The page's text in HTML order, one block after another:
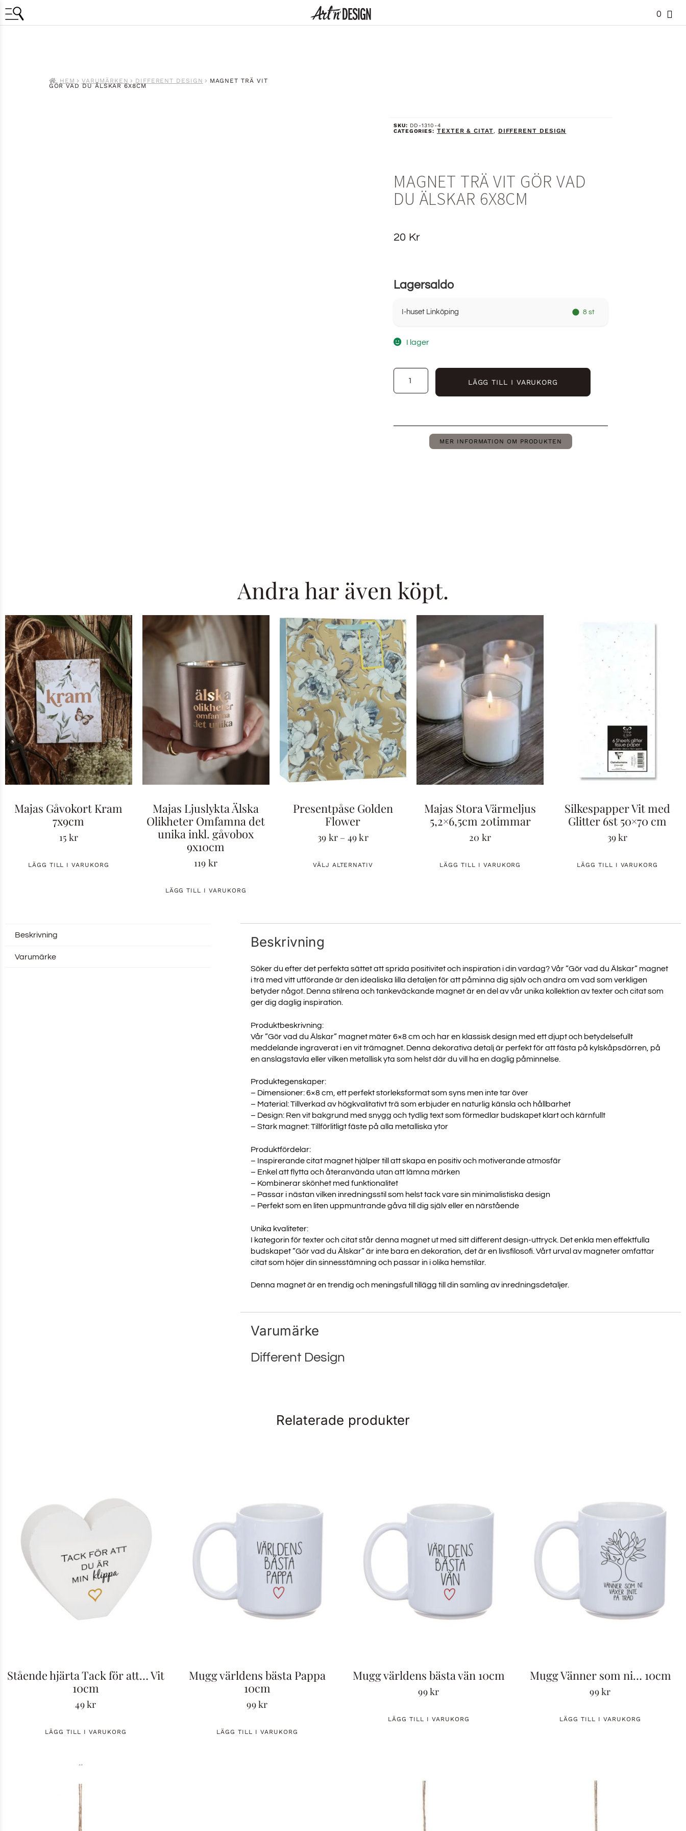
0
HEM VARUMÄRKEN DIFFERENT DESIGN MAGNET TRÄ VIT
GÖR VAD DU ÄLSKAR 6X8CM
SKU: DD-1310-4
CATEGORIES: TEXTER & CITAT, DIFFERENT DESIGN
MAGNET TRÄ VIT GÖR VAD
DU ÄLSKAR 6X8CM
20 Kr
Lagersaldo
I-huset Linköping 8 st
I lager
LÄGG TILL I VARUKORG
MER INFORMATION OM PRODUKTEN
Andra har även köpt.
Majas Gåvokort Kram
7x9cm
15 kr
LÄGG TILL I VARUKORG
Majas Ljuslykta Älska
Olikheter Omfamna det
unika inkl. gåvobox
9x10cm
119 kr
LÄGG TILL I VARUKORG
Presentpåse Golden
Flower
39 kr – 49kr
VÄLJ ALTERNATIV
Majas Stora Värmeljus
5,2×6,5cm 20timmar
20 kr
LÄGG TILL I VARUKORG
Silkespapper Vit med
Glitter 6st 50×70 cm
39kr
LÄGG TILL I VARUKORG
Beskrivning
Varumärke
Beskrivning
Söker du efter det perfekta sättet att sprida positivitet och inspiration i din vardag? Vår ”Gör vad du Älskar” magnet
i trä med vitt utförande är den idealiska lilla detaljen för att påminna dig själv och andra om vad som verkligen
betyder något. Denna stilrena och tankeväckande magnet är en del av vår unika kollektion av texter och citat som
ger dig daglig inspiration.
Produktbeskrivning:
Vår ”Gör vad du Älskar” magnet mäter 6×8 cm och har en klassisk design med ett djupt och betydelsefullt
meddelande ingraverat i en vit trämagnet. Denna dekorativa detalj är perfekt för att fästa på kylskåpsdörren, på
en anslagstavla eller vilken metallisk yta som helst där du vill ha en daglig påminnelse.
Produktegenskaper:
– Dimensioner: 6×8 cm, ett perfekt storleksformat som syns men inte tar över
– Material: Tillverkad av högkvalitativt trä som erbjuder en naturlig känsla och hållbarhet
– Design: Ren vit bakgrund med snygg och tydlig text som förmedlar budskapet klart och kärnfullt
– Stark magnet: Tillförlitligt fäste på alla metalliska ytor
Produktfördelar:
– Inspirerande citat magnet hjälper till att skapa en positiv och motiverande atmosfär
– Enkel att flytta och återanvända utan att lämna märken
– Kombinerar skönhet med funktionalitet
– Passar i nästan vilken inredningsstil som helst tack vare sin minimalistiska design
– Perfekt som en liten uppmuntrande gåva till dig själv eller en närstående
Unika kvaliteter:
I kategorin för texter och citat står denna magnet ut med sitt different design-uttryck. Det enkla men effektfulla
budskapet ”Gör vad du Älskar” är inte bara en dekoration, det är en livsfilosofi. Vårt urval av magneter omfattar
citat som höjer din sinnesstämning och passar in i olika hemstilar.
Denna magnet är en trendig och meningsfull tillägg till din samling av inredningsdetaljer.
Varumärke
Different Design
Relaterade produkter
Stående hjärta Tack för att… Vit
10cm
49kr
LÄGG TILL I VARUKORG
Mugg världens bästa Pappa
10cm
99kr
LÄGG TILL I VARUKORG
Mugg världens bästa vän 10cm
99kr
LÄGG TILL I VARUKORG
Mugg Vänner som ni… 10cm
99kr
LÄGG TILL I VARUKORG